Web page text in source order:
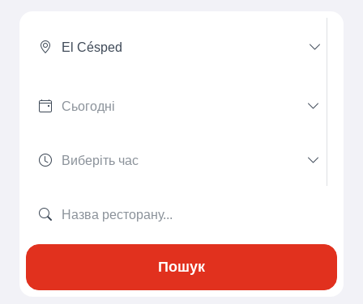
El Césped
Пошук